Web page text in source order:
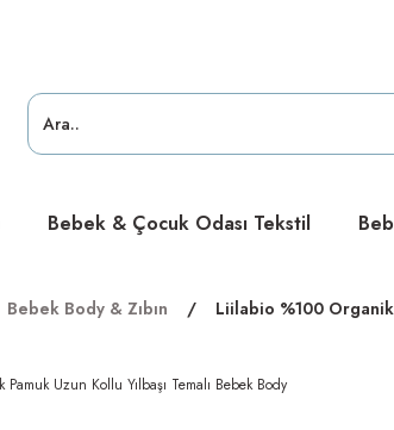
Bebek & Çocuk Odası Tekstil
Bebek Body & Zıbın Liilabio %100 Organik